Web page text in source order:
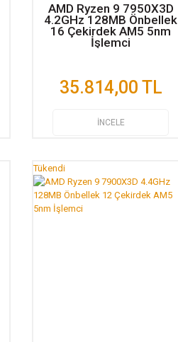
AMD Ryzen 9 7950X3D
4.2GHz 128MB Önbellek
16 Çekirdek AM5 5nm
İşlemci
35.814,00 TL
İNCELE
Tükendi